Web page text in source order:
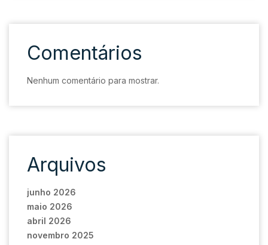
Comentários
Nenhum comentário para mostrar.
Arquivos
junho 2026
maio 2026
abril 2026
novembro 2025